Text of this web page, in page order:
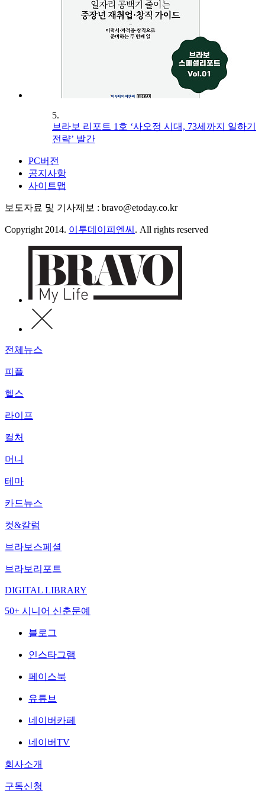
5.
브라보 리포트 1호 ‘사오정 시대, 73세까지 일하기
전략’ 발간
PC버전
공지사항
사이트맵
보도자료 및 기사제보 : bravo@etoday.co.kr
Copyright 2014. 이투데이피엔씨 . All rights reserved
전체뉴스
피플
헬스
라이프
컬처
머니
테마
카드뉴스
컷&칼럼
브라보스페셜
브라보리포트
DIGITAL LIBRARY
50+ 시니어 신춘문예
블로그
인스타그램
페이스북
유튜브
네이버카페
네이버TV
회사소개
구독신청